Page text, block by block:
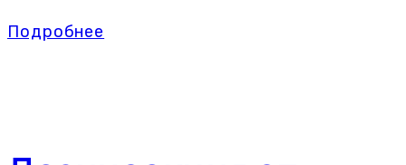
Подробнее